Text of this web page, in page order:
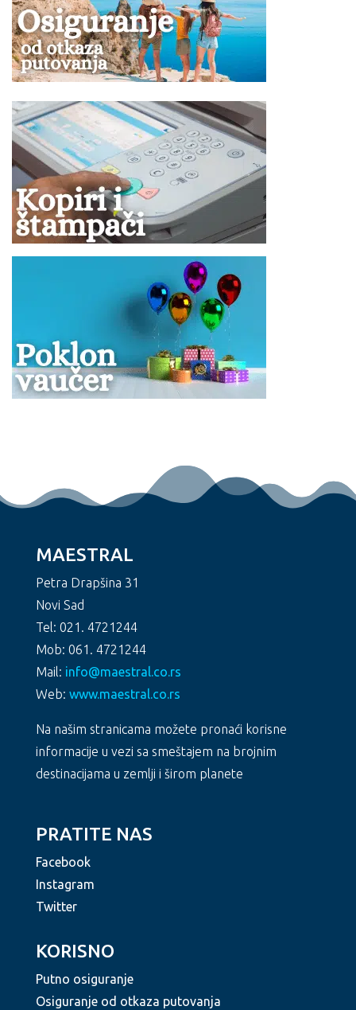
MAESTRAL
Petra Drapšina 31
Novi Sad
Tel: 021. 4721244
Mob: 061. 4721244
Mail: info@maestral.co.rs
Web: www.maestral.co.rs
Na našim stranicama možete pronaći korisne
informacije u vezi sa smeštajem na brojnim
destinacijama u zemlji i širom planete
PRATITE NAS
Facebook
Instagram
Twitter
KORISNO
Putno osiguranje
Osiguranje od otkaza putovanja